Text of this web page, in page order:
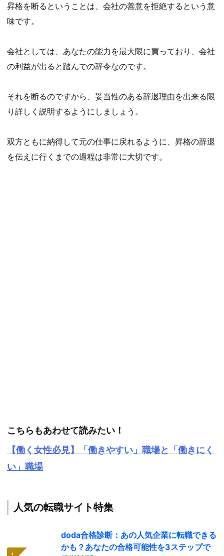
昇格を断るということは、会社の善意を拒絶するという意
味です。
会社としては、あなたの能力を最大限に買っており、会社
の利益が出ると踏んでの辞令なのです。
それを断るのですから、妥当性のある辞退理由を出来る限
り詳しく説明するようにしましょう。
双方ともに納得して元の仕事に戻れるように、昇格の辞退
を伝えに行くまでの過程は非常に大切です。
こちらもあわせて読みたい！
【働く女性必見】「働きやすい」職場と「働きにく
い」職場
人気の転職サイト特集
doda合格診断：あの人気企業に転職できる
かも？あなたの合格可能性を3ステップで